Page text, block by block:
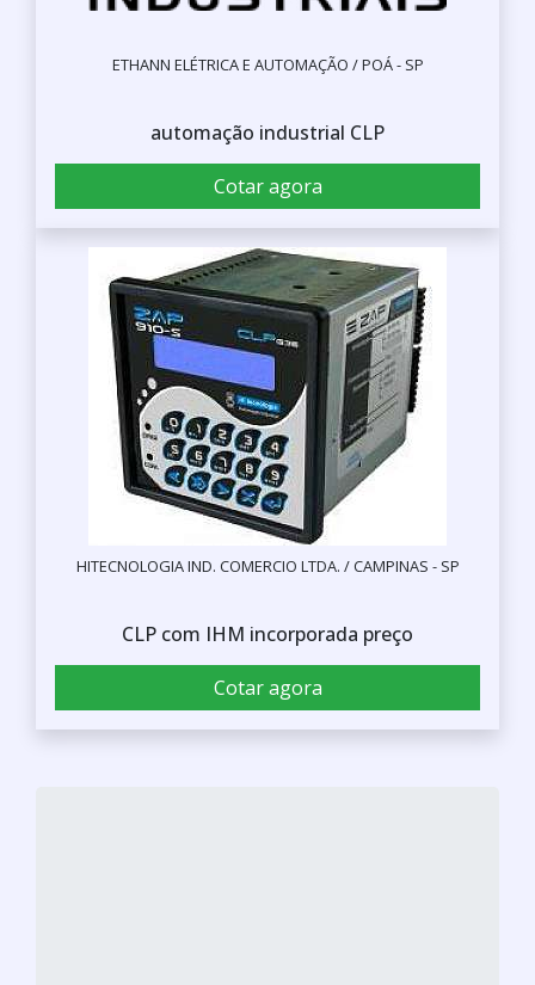
ETHANN ELÉTRICA E AUTOMAÇÃO / POÁ - SP
automação industrial CLP
Cotar agora
HITECNOLOGIA IND. COMERCIO LTDA. / CAMPINAS - SP
CLP com IHM incorporada preço
Cotar agora